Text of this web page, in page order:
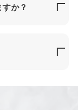
か？